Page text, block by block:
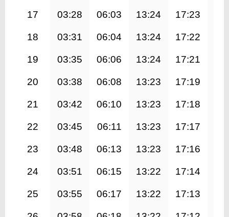
17 03:28 06:03 13:24 17:23
18 03:31 06:04 13:24 17:22
19 03:35 06:06 13:24 17:21
20 03:38 06:08 13:23 17:19
21 03:42 06:10 13:23 17:18
22 03:45 06:11 13:23 17:17
23 03:48 06:13 13:23 17:16
24 03:51 06:15 13:22 17:14
25 03:55 06:17 13:22 17:13